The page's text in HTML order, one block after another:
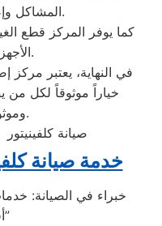
المشاكل وإصلاحها بشكل سليم.
كما يوفر المركز قطع
الأجهزة بأفضل حال.
في النهاية، يعتبر مركز
خياراً موثوقاً لكل
وموثوقة لأجهزتهم.
صيانة
خدمة صيانة
أفضل أداء”